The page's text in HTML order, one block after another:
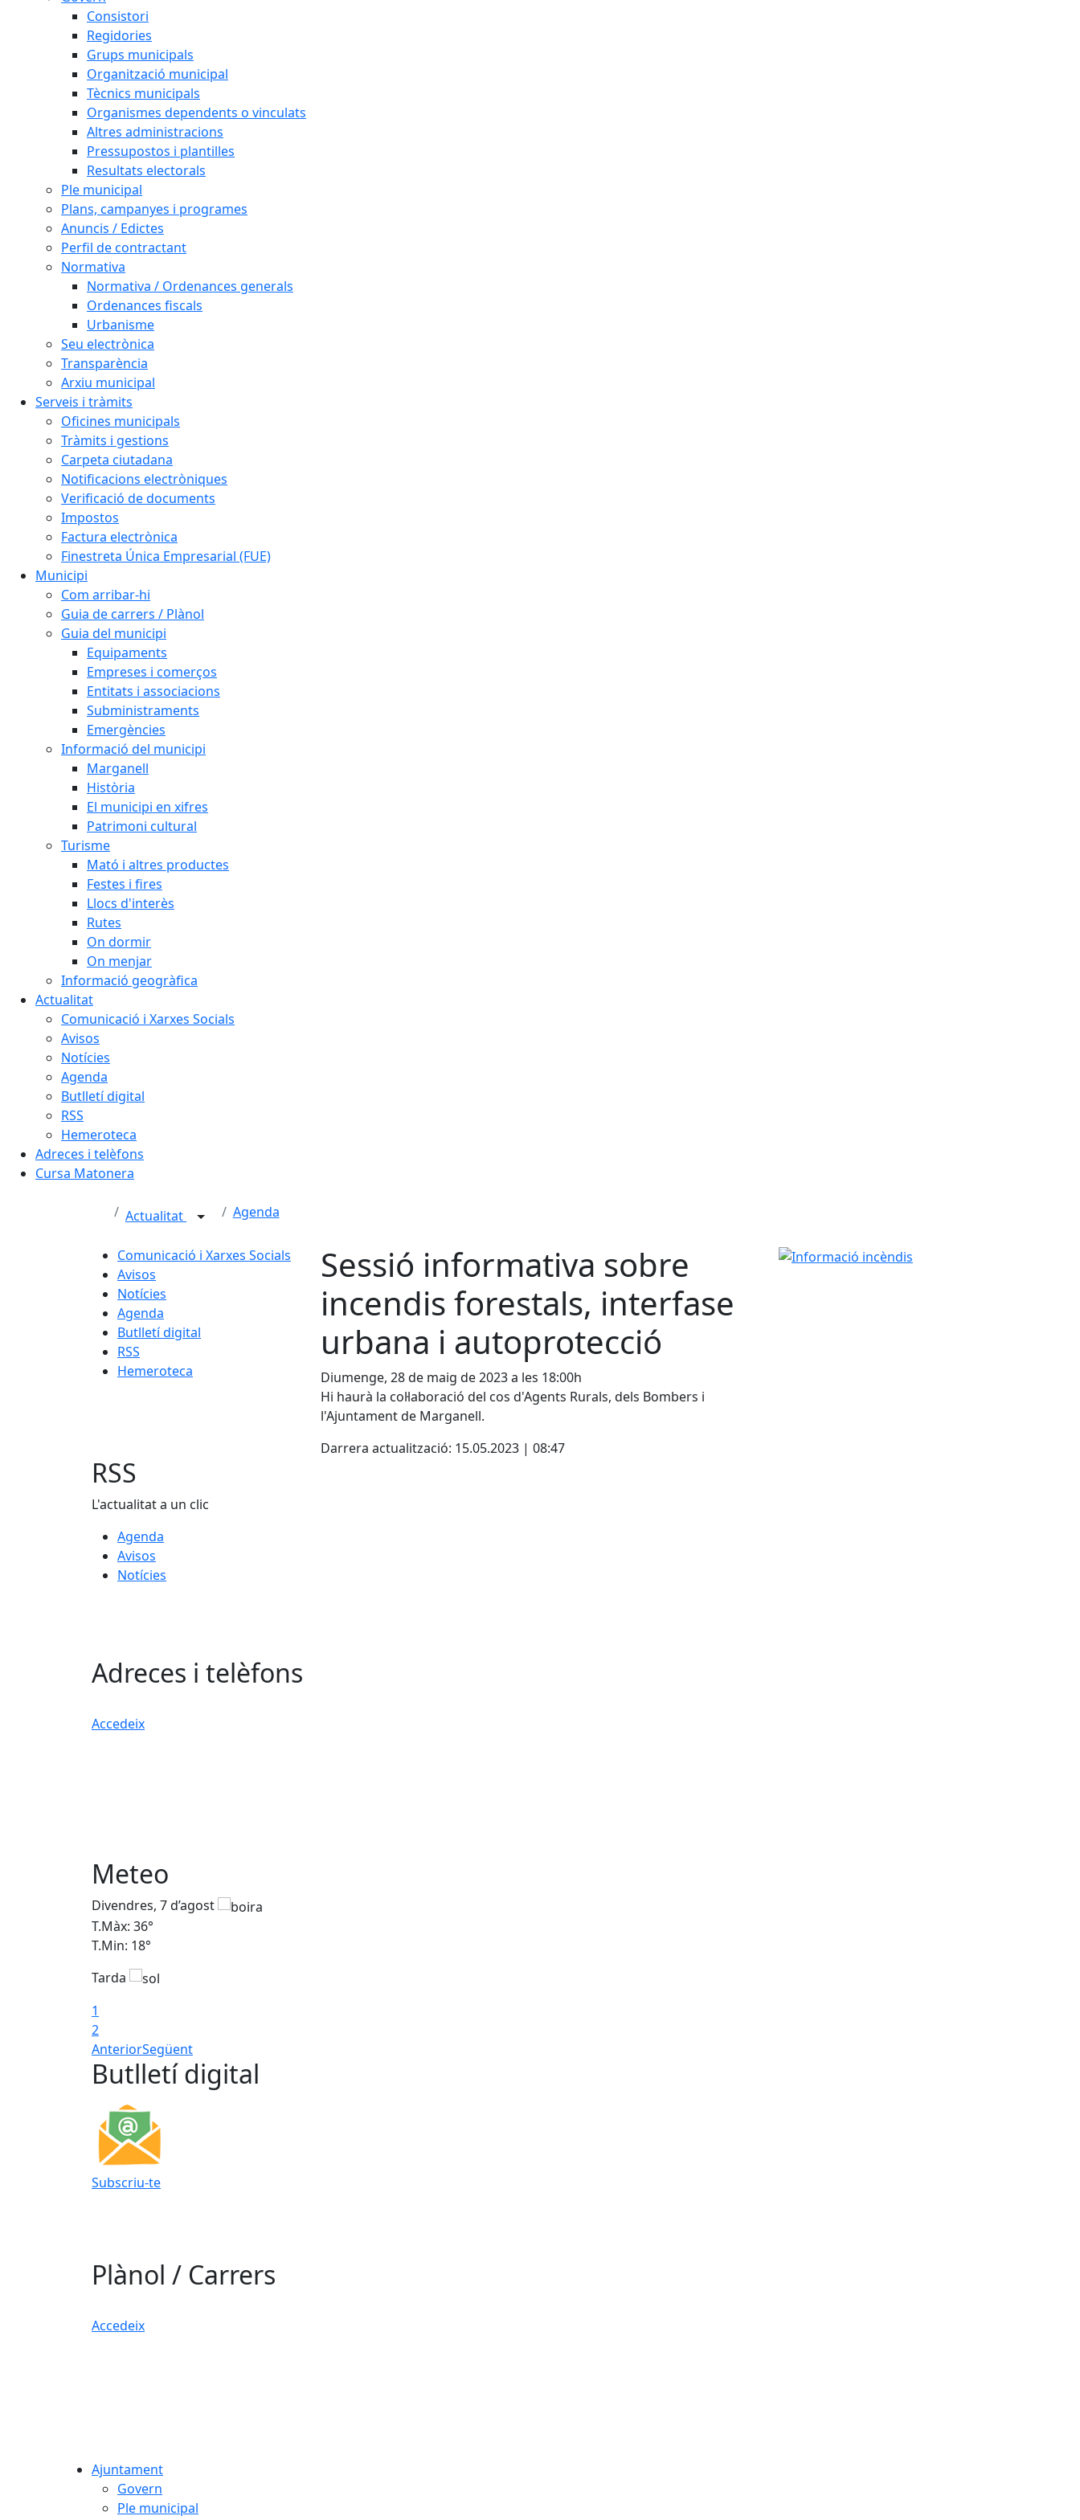
Consistori
Regidories
Grups municipals
Organització municipal
Tècnics municipals
Organismes dependents o vinculats
Altres administracions
Pressupostos i plantilles
Resultats electorals
Ple municipal
Plans, campanyes i programes
Anuncis / Edictes
Perfil de contractant
Normativa
Normativa / Ordenances generals
Ordenances fiscals
Urbanisme
Seu electrònica
Transparència
Arxiu municipal
Serveis i tràmits
Oficines municipals
Tràmits i gestions
Carpeta ciutadana
Notificacions electròniques
Verificació de documents
Impostos
Factura electrònica
Finestreta Única Empresarial (FUE)
Municipi
Com arribar-hi
Guia de carrers / Plànol
Guia del municipi
Equipaments
Empreses i comerços
Entitats i associacions
Subministraments
Emergències
Informació del municipi
Marganell
Història
El municipi en xifres
Patrimoni cultural
Turisme
Mató i altres productes
Festes i fires
Llocs d'interès
Rutes
On dormir
On menjar
Informació geogràfica
Actualitat
Comunicació i Xarxes Socials
Avisos
Notícies
Agenda
Butlletí digital
RSS
Hemeroteca
Adreces i telèfons
Cursa Matonera
Actualitat Agenda
Comunicació i Xarxes Socials
Avisos
Notícies
Agenda
Butlletí digital
RSS
Hemeroteca
Sessió informativa sobre
incendis forestals, interfase
urbana i autoprotecció
Diumenge, 28 de maig de 2023 a les 18:00h
Hi haurà la col·laboració del cos d'Agents Rurals, dels Bombers i
l'Ajuntament de Marganell.
Darrera actualització: 15.05.2023 | 08:47
Informació incèndis
RSS
L'actualitat a un clic
Agenda
Avisos
Notícies
Adreces i telèfons
Accedeix
Meteo
Divendres, 7 d’agost
T.Màx: 36°
T.Min: 18°
Tarda
1
2
AnteriorSegüent
Butlletí digital
Subscriu-te
Plànol / Carrers
Accedeix
Ajuntament
Govern
Ple municipal